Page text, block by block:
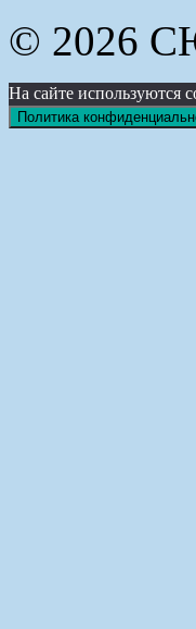
© 2026
На сайте используются
Политика